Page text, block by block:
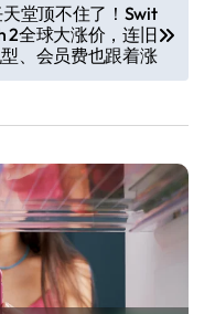
堂顶不住了！Swit
2全球大涨价，连旧
、会员费也跟着涨